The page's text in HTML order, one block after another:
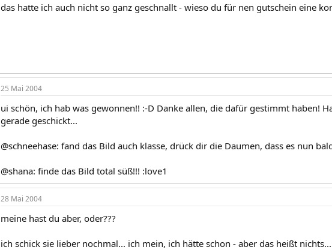
das hatte ich auch nicht so ganz geschnallt - wieso du für nen gutschein eine
25 Mai 2004
ui schön, ich hab was gewonnen!! :-D Danke allen, die dafür gestimmt haben!
gerade geschickt...
@schneehase: fand das Bild auch klasse, drück dir die Daumen, dass es nun
@shana: finde das Bild total süß!!! :love1
28 Mai 2004
meine hast du aber, oder???
ich schick sie lieber nochmal... ich mein, ich hätte schon - aber das heißt nichts...